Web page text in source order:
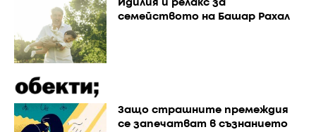
Идилия и релакс за
семейството на Башар Рахал
Защо страшните премеждия
се запечатват в съзнанието